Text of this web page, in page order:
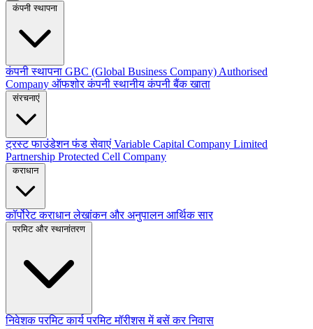
कंपनी स्थापना GBC (Global Business Company) Authorised
Company ऑफशोर कंपनीस्थानीय कंपनीबैंक खाता
ट्रस्टफाउंडेशनफंड सेवाएं Variable Capital Company Limited
Partnership Protected Cell Company
कराधान
कॉर्पोरेट कराधानलेखांकन और अनुपालनआर्थिक सार
निवेशक परमिटकार्य परमिटमॉरीशस में बसेंकर निवास